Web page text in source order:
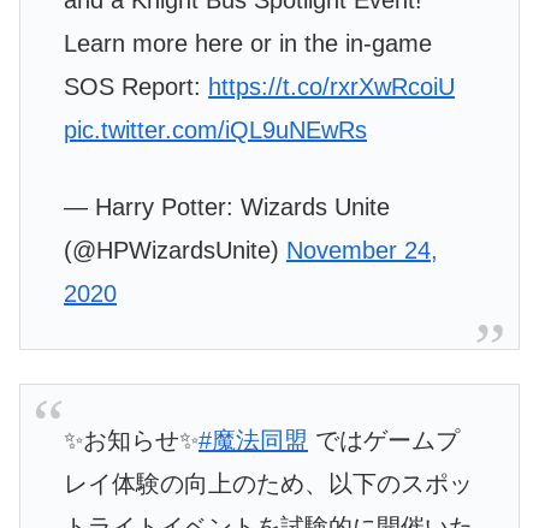
Learn more here or in the in-game
SOS Report: https://t.co/rxrXwRcoiU
pic.twitter.com/iQL9uNEwRs
— Harry Potter: Wizards Unite
(@HPWizardsUnite) November 24,
2020
✨お知らせ✨#魔法同盟 ではゲームプ
レイ体験の向上のため、以下のスポッ